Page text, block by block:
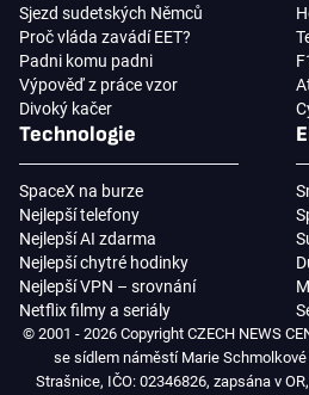
Sjezd sudetských Němců
Proč vláda zavádí EET?
Padni komu padni
Výpověď z práce vzor
Divoký kačer
Technologie
SpaceX na burze
Nejlepší telefony
Nejlepší AI zdarma
Nejlepší chytré hodinky
Nejlepší VPN – srovnání
Netflix filmy a seriály
© 2001 - 2026 Copyright CZECH NEWS
se sídlem náměstí Marie
Strašnice, IČO: 02346826, zapsána v